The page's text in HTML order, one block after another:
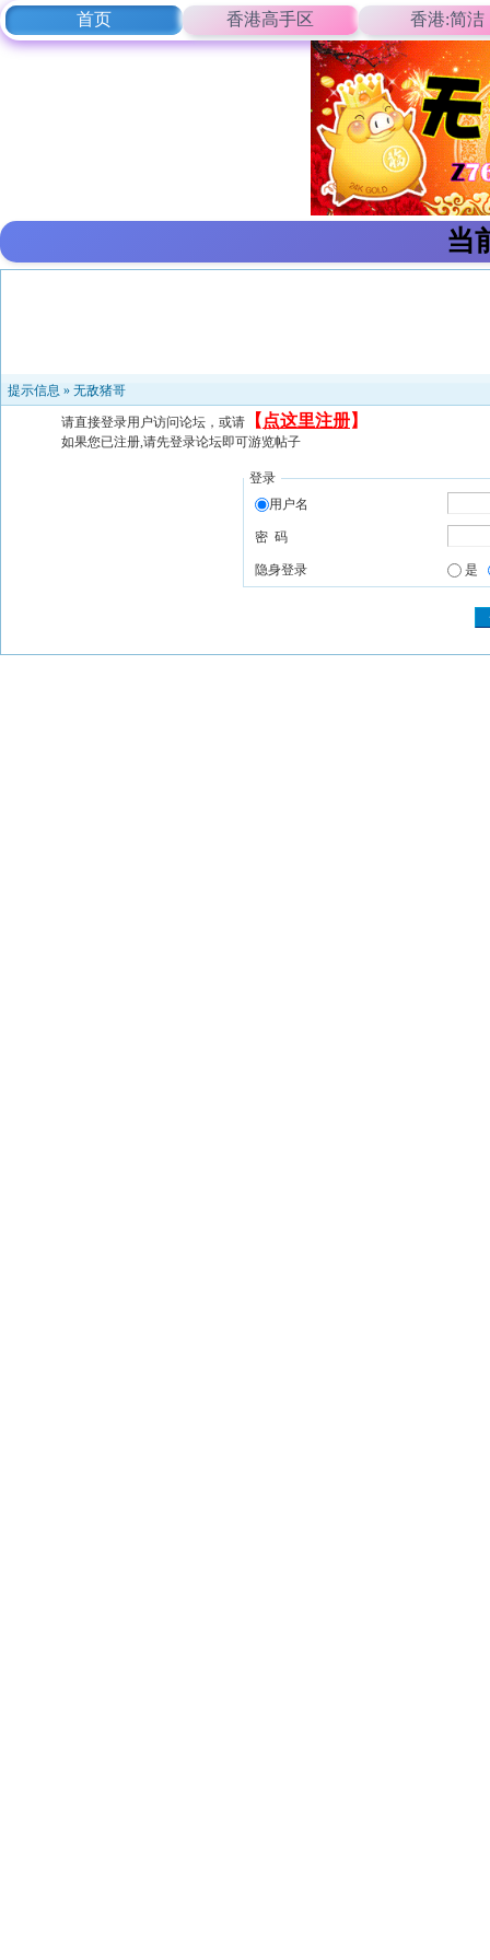
首页 香港高手区 香港:简洁
当
提示信息 » 无敌猪哥
请直接登录用户访问论坛，或请 【 点这里注册】
如果您已注册,请先登录论坛即可游览帖子
登录
用户名
密 码
隐身登录 是